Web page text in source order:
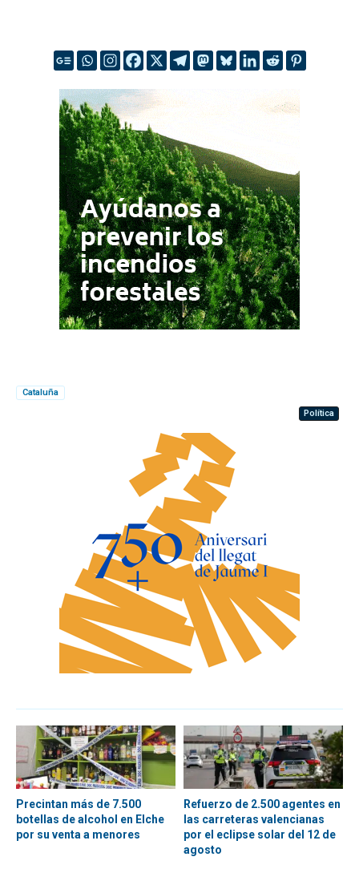
Cataluña
Política
Precintan más de 7.500
botellas de alcohol en Elche
por su venta a menores
Refuerzo de 2.500 agentes en
las carreteras valencianas
por el eclipse solar del 12 de
agosto